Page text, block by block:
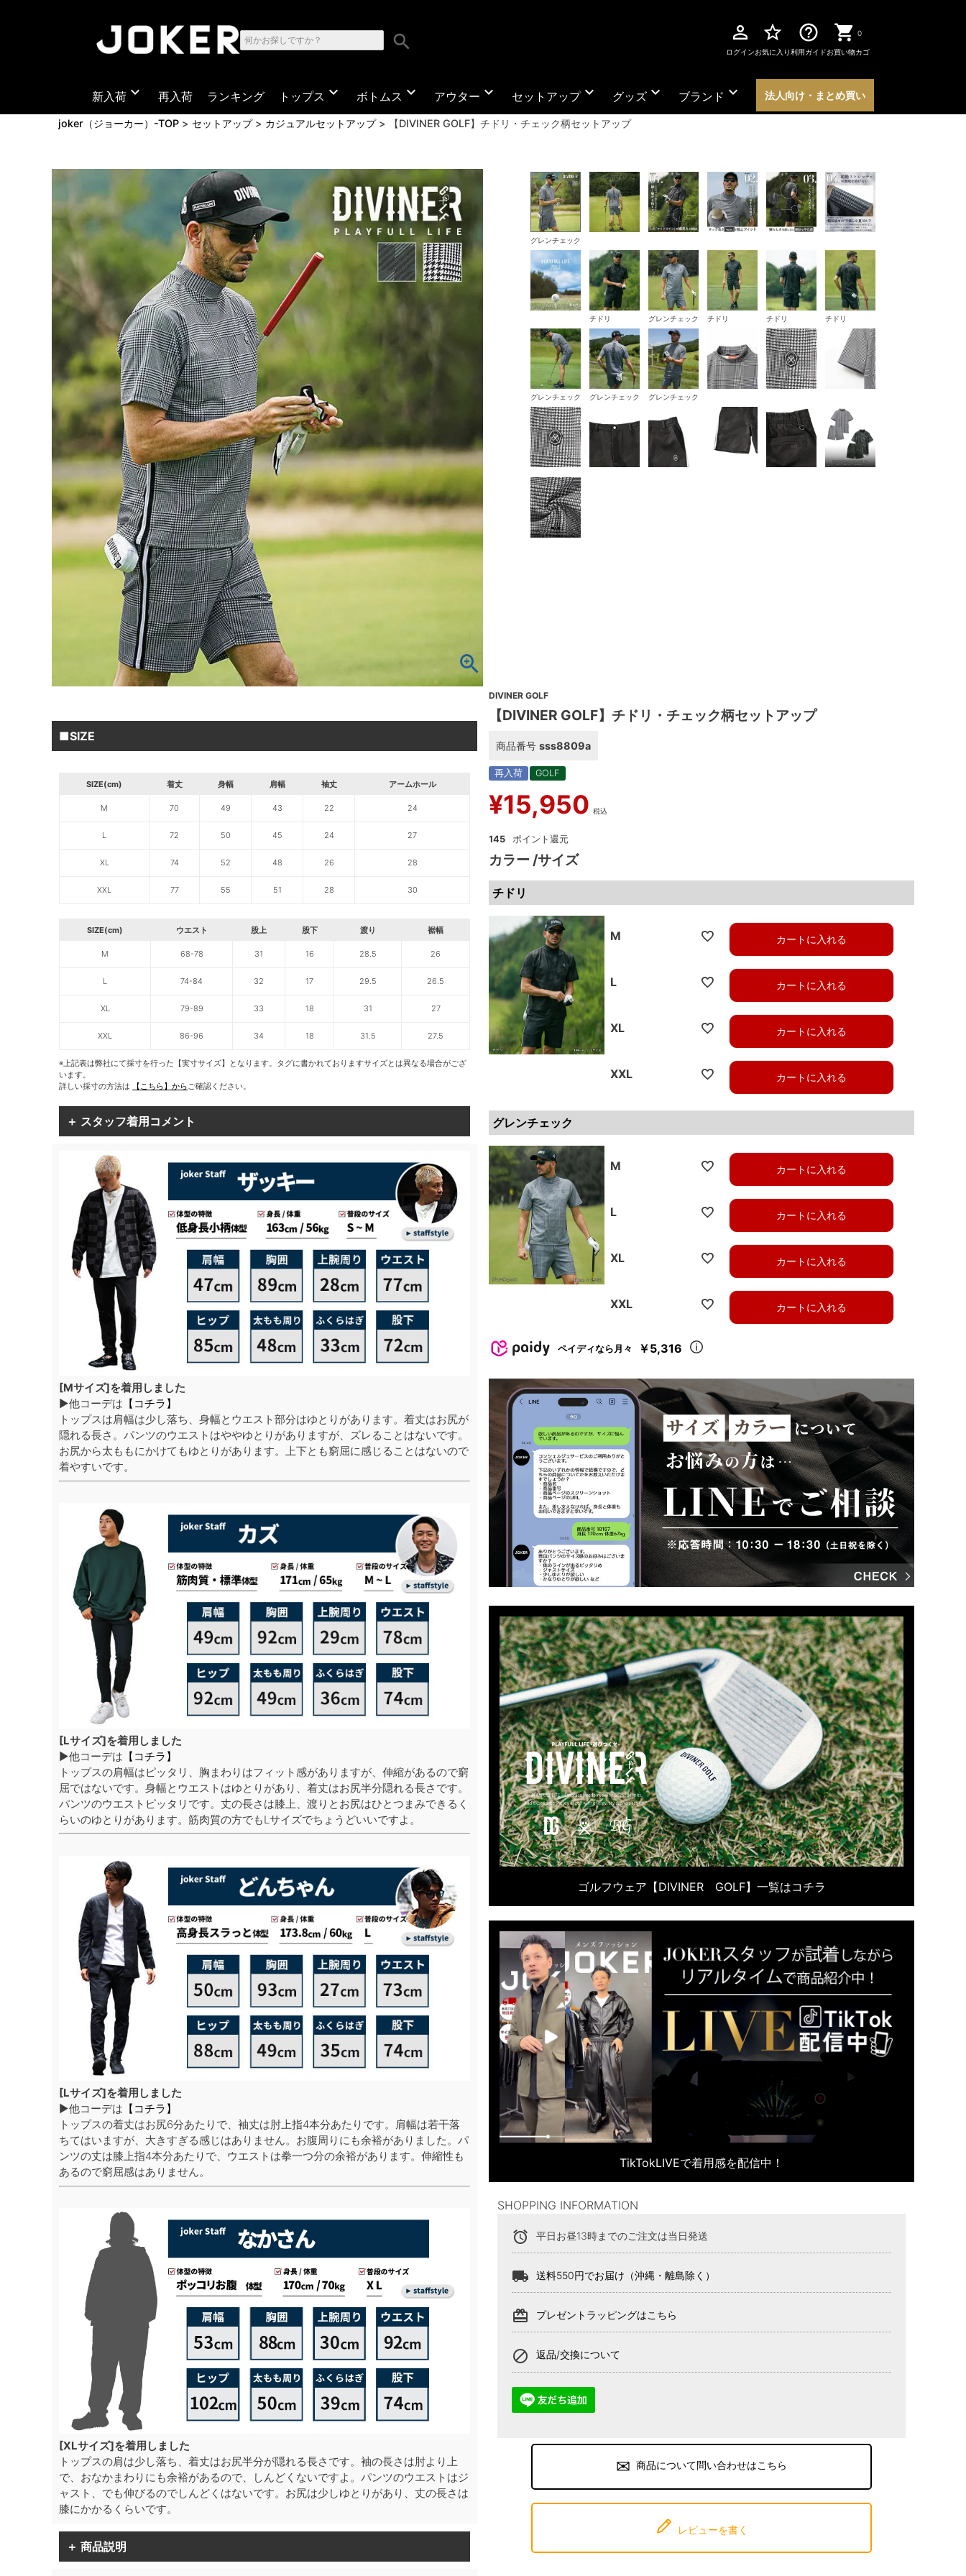
search perm_identity
ログイン
star_border
お気に入り
help_outline
利用ガイド
0
お買い物カゴ
新入荷 expand_more 再入荷 ランキング トップス expand_more ボトムス expand_more アウター expand_more セットアップexpand_more グッズ expand_more ブランド expand_more 法人向け・まとめ買い
joker（ジョーカー）-TOP セットアップ カジュアルセットアップ 【DIVINER GOLF】チドリ・チェック柄セットアップ
グレンチェック
チドリ グレンチェック チドリ チドリ チドリ
グレンチェック グレンチェック グレンチェック
■SIZE
SIZE(cm) 着丈 身幅 肩幅 袖丈 アームホール
M 70 49 43 22 24
L 72 50 45 24 27
XL 74 52 48 26 28
XXL 77 55 51 28 30
SIZE(cm) ウエスト 股上 股下 渡り 裾幅
M 68-78 31 16 28.5 26
L 74-84 32 17 29.5 26.5
XL 79-89 33 18 31 27
XXL 86-96 34 18 31.5 27.5
※上記表は弊社にて採寸を行った【実寸サイズ】となります。タグに書かれておりますサイズとは異なる場合がござ
います。
詳しい採寸の方法は
【こちら】からご確認ください。
＋ スタッフ着用コメント
[Mサイズ]を着用しました
▶他コーデは 【コチラ】
トップスは肩幅は少し落ち、身幅とウエスト部分はゆとりがあります。着丈はお尻が
隠れる長さ。パンツのウエストはややゆとりがありますが、ズレることはないです。
お尻から太ももにかけてもゆとりがあります。上下とも窮屈に感じることはないので
着やすいです。
[Lサイズ]を着用しました
▶他コーデは 【コチラ】
トップスの肩幅はピッタリ、胸まわりはフィット感がありますが、伸縮があるので窮
屈ではないです。身幅とウエストはゆとりがあり、着丈はお尻半分隠れる長さです。
パンツのウエストピッタリです。丈の長さは膝上、渡りとお尻はひとつまみできるく
らいのゆとりがあります。筋肉質の方でもLサイズでちょうどいいですよ。
[Lサイズ]を着用しました
▶他コーデは 【コチラ】
トップスの着丈はお尻6分あたりで、袖丈は肘上指4本分あたりです。肩幅は若干落
ちてはいますが、大きすぎる感じはありません。お腹周りにも余裕がありました。パ
ンツの丈は膝上指4本分あたりで、ウエストは拳一つ分の余裕があります。伸縮性も
あるので窮屈感はありません。
[XLサイズ]を着用しました
トップスの肩は少し落ち、着丈はお尻半分が隠れる長さです。袖の長さは肘より上
で、おなかまわりにも余裕があるので、しんどくないですよ。パンツのウエストはジ
ャスト、でも伸びるのでしんどくはないです。お尻は少しゆとりがあり、丈の長さは
膝にかかるくらいです。
＋ 商品説明
DIVINER GOLF
【DIVINER GOLF】チドリ・チェック柄セットアップ
商品番号 sss8809a
再入荷 GOLF
¥15,950 税込
145
カラー サイズ
チドリ
M カートに入れる
L カートに入れる
XL カートに入れる
XXL カートに入れる
グレンチェック
M カートに入れる
L カートに入れる
XL カートに入れる
XXL カートに入れる
ペイディなら月々 ￥5,316
ゴルフウェア【DIVINER GOLF】一覧はコチラ
TikTokLIVEで着用感を配信中！
SHOPPING INFORMATION
alarm 平日お昼13時までのご注文は当日発送
local_shipping 送料550円でお届け（沖縄・離島除く）
card_giftcard プレゼントラッピングはこちら
block 返品/交換について
商品について問い合わせはこちら
レビューを書く